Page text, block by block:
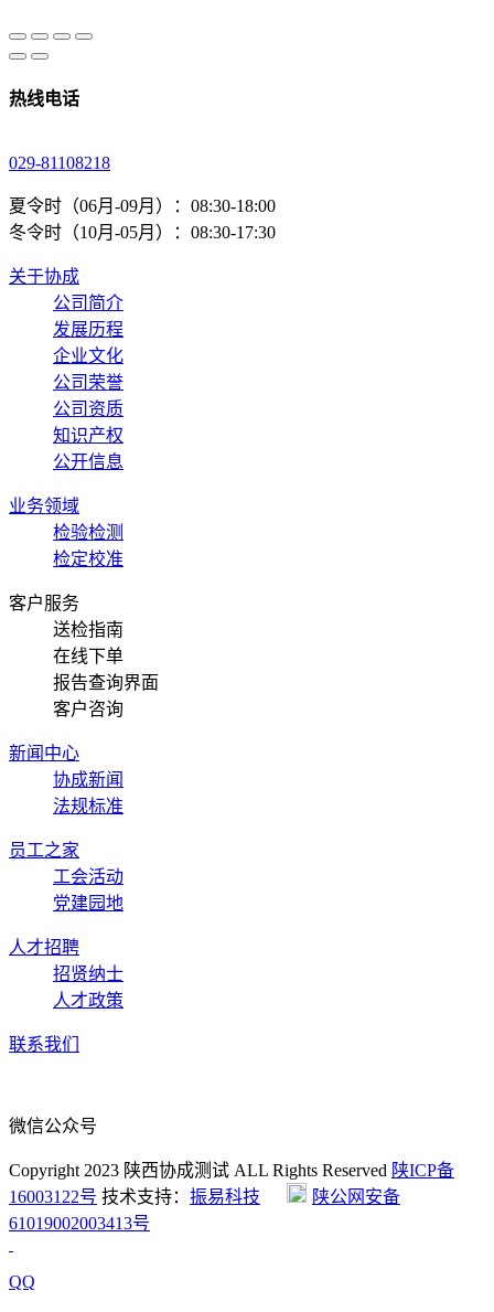
热线电话
029-81108218
夏令时（06月-09月）：08:30-18:00
冬令时（10月-05月）：08:30-17:30
关于协成
公司简介
发展历程
企业文化
公司荣誉
公司资质
知识产权
公开信息
业务领域
检验检测
检定校准
客户服务
送检指南
在线下单
报告查询界面
客户咨询
新闻中心
协成新闻
法规标准
员工之家
工会活动
党建园地
人才招聘
招贤纳士
人才政策
联系我们
微信公众号
Copyright 2023 陕西协成测试 ALL Rights Reserved 陕ICP备
16003122号 技术支持： 振易科技
陕公网安备
61019002003413号
QQ